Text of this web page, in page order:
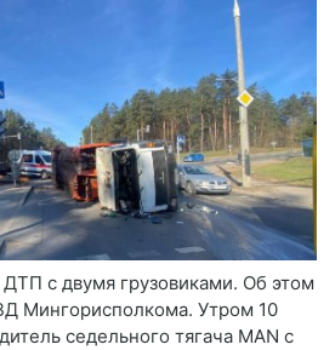
с двумя грузовиками. Об этом
Мингорисполкома. Утром 10
седельного тягача MAN с